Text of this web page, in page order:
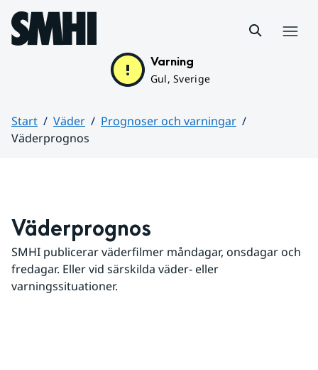
Hoppa till sidans innehåll
Varning
Gul, Sverige
Start Väder
Prognoser och varningar
Väderprognos
Väderprognos
SMHI publicerar väderfilmer måndagar, onsdagar och
fredagar. Eller vid särskilda väder- eller
varningssituationer.